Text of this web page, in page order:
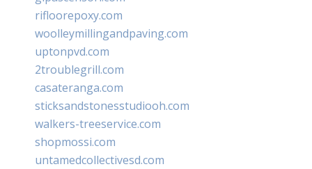
rifloorepoxy.com
woolleymillingandpaving.com
uptonpvd.com
2troublegrill.com
casateranga.com
sticksandstonesstudiooh.com
walkers-treeservice.com
shopmossi.com
untamedcollectivesd.com